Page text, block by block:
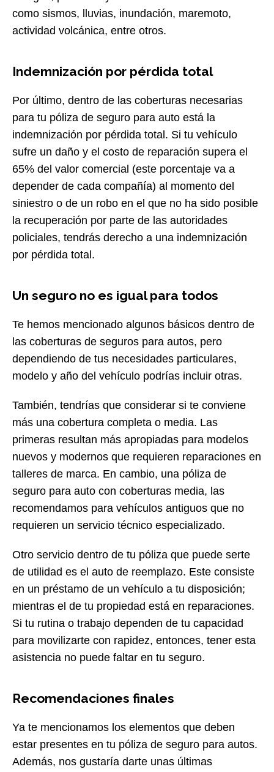
como sismos, lluvias, inundación, maremoto,
actividad volcánica, entre otros.
Indemnización por pérdida total
Por último, dentro de las coberturas necesarias
para tu póliza de seguro para auto está la
indemnización por pérdida total. Si tu vehículo
sufre un daño y el costo de reparación supera el
65% del valor comercial (este porcentaje va a
depender de cada compañía) al momento del
siniestro o de un robo en el que no ha sido posible
la recuperación por parte de las autoridades
policiales, tendrás derecho a una indemnización
por pérdida total.
Un seguro no es igual para todos
Te hemos mencionado algunos básicos dentro de
las coberturas de seguros para autos, pero
dependiendo de tus necesidades particulares,
modelo y año del vehículo podrías incluir otras.
También, tendrías que considerar si te conviene
más una cobertura completa o media. Las
primeras resultan más apropiadas para modelos
nuevos y modernos que requieren reparaciones en
talleres de marca. En cambio, una póliza de
seguro para auto con coberturas media, las
recomendamos para vehículos antiguos que no
requieren un servicio técnico especializado.
Otro servicio dentro de tu póliza que puede serte
de utilidad es el auto de reemplazo. Este consiste
en un préstamo de un vehículo a tu disposición;
mientras el de tu propiedad está en reparaciones.
Si tu rutina o trabajo dependen de tu capacidad
para movilizarte con rapidez, entonces, tener esta
asistencia no puede faltar en tu seguro.
Recomendaciones finales
Ya te mencionamos los elementos que deben
estar presentes en tu póliza de seguro para autos.
Además, nos gustaría darte unas últimas